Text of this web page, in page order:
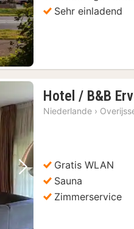
Sehr einladend
Nächstes Bild
Hotel / B&B
Niederlande ›
Gratis WLAN
Sauna
Zimmerservice